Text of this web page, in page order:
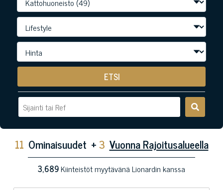
ETSI
11 Ominaisuudet +3 Vuonna Rajoitusalueella
3,689Kiinteistöt myytävänä Lionardin kanssa